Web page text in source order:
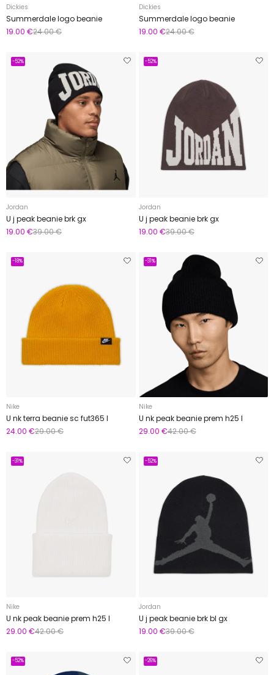
Dickies
Summerdale logo beanie
19.00 €24.00 €
Dickies
Summerdale logo beanie
19.00 €24.00 €
-52%
Jordan
U j peak beanie brk gx
19.00 €39.00 €
-52%
Jordan
U j peak beanie brk gx
19.00 €39.00 €
-18%
Nike
U nk terra beanie sc fut365 l
24.00 €29.00 €
-31%
Nike
U nk peak beanie prem h25 l
29.00 €42.00 €
-31%
Nike
U nk peak beanie prem h25 l
29.00 €42.00 €
-52%
Jordan
U j peak beanie brk bl gx
19.00 €39.00 €
-52% -26%